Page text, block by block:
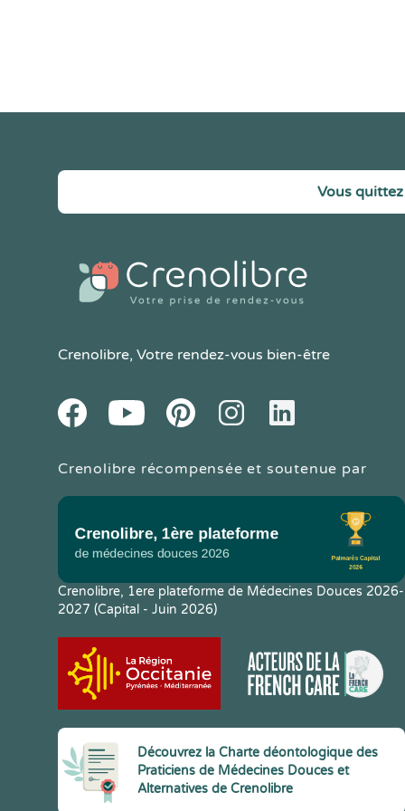
Vous
Crenolibre, Votre rendez-vous bien-être
FacebookYoutube PinteresetInstagramLinkedIn
Crenolibre récompensée et soutenue par
Crenolibre, 1ere plateforme de Médecines Douces 2026-
2027 (Capital - Juin 2026)
Découvrez la Charte déontologique des
Praticiens de Médecines Douces et
Alternatives de Crenolibre